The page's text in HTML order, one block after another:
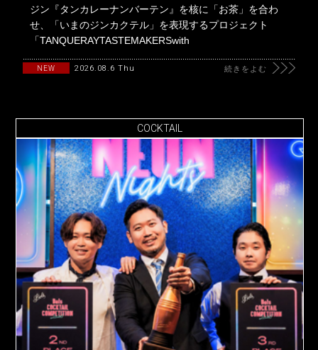
ジン『タンカレーナンバーテン』を核に「お茶」を合わ
せ、「いまのジンカクテル」を表現するプロジェクト
「TANQUERAYTASTEMAKERSwith
NEW 2026.08.6 Thu 続きをよむ
COCKTAIL